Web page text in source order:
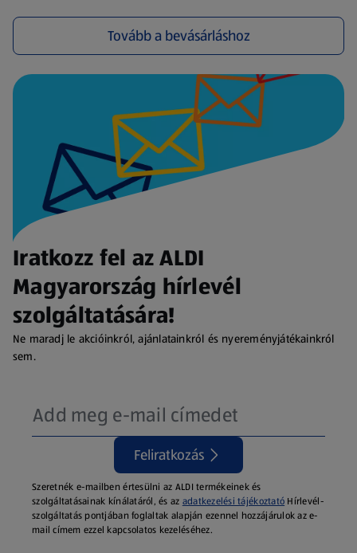
Tovább a bevásárláshoz
(új oldalon nyílik meg)
Iratkozz fel az ALDI
Magyarország hírlevél
szolgáltatására!
Ne maradj le akcióinkról, ajánlatainkról és nyereményjátékainkról
sem.
Feliratkozás
Szeretnék e-mailben értesülni az ALDI termékeinek és
szolgáltatásainak kínálatáról, és az adatkezelési tájékoztató Hírlevél-
szolgáltatás pontjában foglaltak alapján ezennel hozzájárulok az e-
mail címem ezzel kapcsolatos kezeléséhez.